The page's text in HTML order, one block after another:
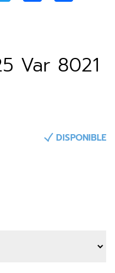
Var 8021
DISPONIBLE